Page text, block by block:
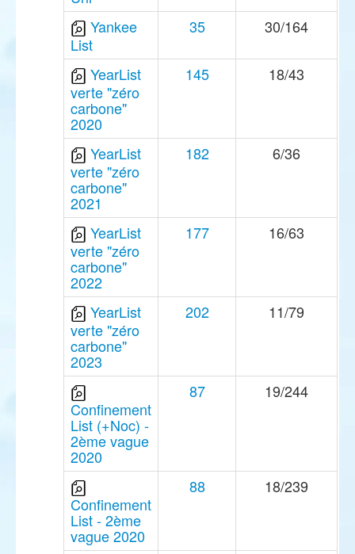
Yankee
List
35 30/164
YearList
verte "zéro
carbone"
2020
145 18/43
YearList
verte "zéro
carbone"
2021
182 6/36
YearList
verte "zéro
carbone"
2022
177 16/63
YearList
verte "zéro
carbone"
2023
202 11/79
Confinement
List (+Noc) -
2ème vague
2020
87 19/244
Confinement
List - 2ème
vague 2020
88 18/239